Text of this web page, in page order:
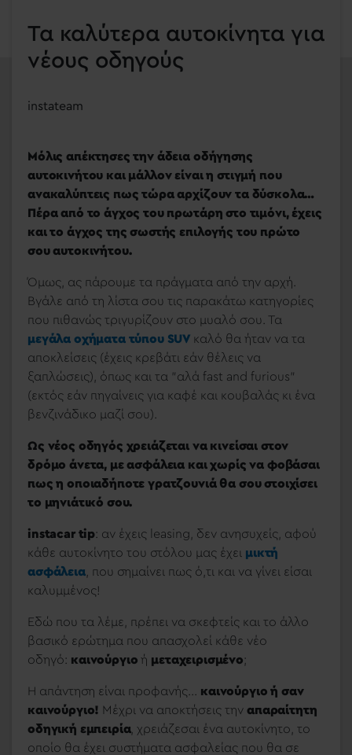
Τα καλύτερα αυτοκίνητα για
νέους οδηγούς
instateam
Μόλις απέκτησες την άδεια οδήγησης
αυτοκινήτου και μάλλον είναι η στιγμή που
ανακαλύπτεις πως τώρα αρχίζουν τα δύσκολα…
Πέρα από το άγχος του πρωτάρη στο τιμόνι, έχεις
και το άγχος της σωστής επιλογής του πρώτο
σου αυτοκινήτου.
Όμως, ας πάρουμε τα πράγματα από την αρχή.
Βγάλε από τη λίστα σου τις παρακάτω κατηγορίες
που πιθανώς τριγυρίζουν στο μυαλό σου. Τα
μεγάλα οχήματα τύπου SUV καλό θα ήταν να τα
αποκλείσεις (έχεις κρεβάτι εάν θέλεις να
ξαπλώσεις), όπως και τα "αλά fast and furious"
(εκτός εάν πηγαίνεις για καφέ και κουβαλάς κι ένα
βενζινάδικο μαζί σου).
Ως νέος οδηγός χρειάζεται να κινείσαι στον
δρόμο άνετα, με ασφάλεια και χωρίς να φοβάσαι
πως η οποιαδήποτε γρατζουνιά θα σου στοιχίσει
το μηνιάτικό σου.
instacar tip: αν έχεις leasing, δεν ανησυχείς, αφού
κάθε αυτοκίνητο του στόλου μας έχει μικτή
ασφάλεια, που σημαίνει πως ό,τι και να γίνει είσαι
καλυμμένος!
Εδώ που τα λέμε, πρέπει να σκεφτείς και το άλλο
βασικό ερώτημα που απασχολεί κάθε νέο
οδηγό: καινούργιοή μεταχειρισμένο;
Η απάντηση είναι προφανής... καινούργιο ή σαν
καινούργιο! Μέχρι να αποκτήσεις τηναπαραίτητη
οδηγική εμπειρία, χρειάζεσαι ένα αυτοκίνητο, το
οποίο θα έχει συστήματα ασφαλείας που θα σε